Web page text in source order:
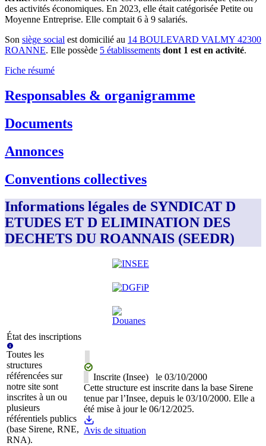
des activités économiques. En 2023, elle était catégorisée Petite ou
Moyenne Entreprise. Elle comptait 6 à 9 salariés.
Son siège social est domicilié au 14 BOULEVARD VALMY 42300
ROANNE. Elle possède 5 établissements dont 1 est en activité.
Fiche résumé
Responsables & organigramme
Documents
Annonces
Conventions collectives
Informations légales de SYNDICAT D
ETUDES ET D ELIMINATION DES
DECHETS DU ROANNAIS (SEEDR)
État des inscriptions
Toutes les
structures
référencées sur
notre site sont
inscrites à un ou
plusieurs
référentiels publics
(base Sirene, RNE,
RNA).
Inscrite (Insee) le 03/10/2000
Cette structure est inscrite dans la base Sirene
tenue par l’Insee, depuis le 03/10/2000. Elle a
été mise à jour le 06/12/2025.
Avis de situation